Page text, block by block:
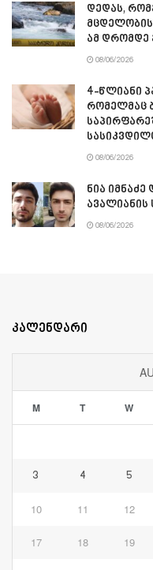
დედას,
ამ დრომდე
08/06/2026
4-წლიანი
რომელმაც
08/06/2026
ნია იმნაძე
ავალიანის
08/06/2026
კალენდარი
M T W
3 4 5
10 11 12
17 18 19